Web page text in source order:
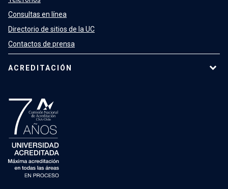
Consultas en línea
Directorio de sitios de la UC
Contactos de prensa
ACREDITACIÓN